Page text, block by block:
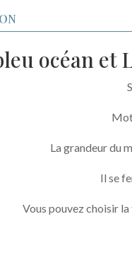
océan et
La grandeur du
Il se
Vous pouvez choisir